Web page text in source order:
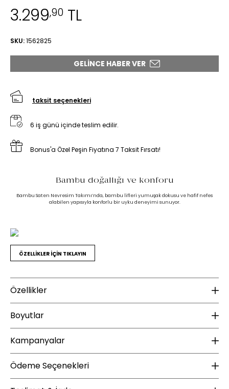
3.299,90 TL
SKU:1562825
GELINCE HABER VER
taksit seçenekleri
6 iş günü içinde teslim edilir.
Bonus'a Özel Peşin Fiyatına 7 Taksit Fırsatı!
Bambu doğallığı ve konforu
Bambu Saten Nevresim Takımı’nda, bambu lifleri yumuşak dokusu ve hafif nefes
alabilen yapısıyla konforlu bir uyku deneyimi sunuyor.
ÖZELLİKLER İÇİN TIKLAYIN
Özellikler
Yıkama Talimatı :
30 derecede yıkanması tavsiye edilir
Tamburlu kurutma yapılmamalıdır
Boyutlar
Yükseklik (mm) :
Kampanyalar
ÜCRETSİZ KARGO
Ödeme Seçenekleri